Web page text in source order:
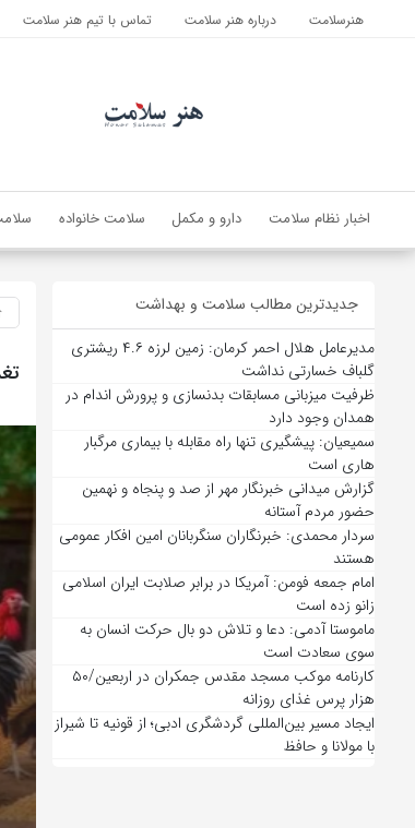
هنرسلامت درباره هنر سلامت تماس با تیم هنر سلامت
اخبار نظام سلامت دارو و مکمل سلامت خانواده
جدیدترین مطالب سلامت و بهداشت
مدیرعامل هلال احمر کرمان: زمین لرزه ۴.۶ ریشتری
گلباف خسارتی نداشت
ظرفیت میزبانی مسابقات بدنسازی و پرورش اندام در
همدان وجود دارد
سمیعیان: پیشگیری تنها راه مقابله با بیماری مرگبار
هاری است
گزارش میدانی خبرنگار مهر از صد و پنجاه و نهمین
حضور مردم آستانه
سردار محمدی: خبرنگاران سنگربانان امین افکار عمومی
هستند
امام جمعه فومن: آمریکا در برابر صلابت ایران اسلامی
زانو زده است
ماموستا آدمی: دعا و تلاش دو بال حرکت انسان به
سوی سعادت است
کارنامه موکب مسجد مقدس جمکران در اربعین/۵۰
هزار پرس غذای روزانه
ایجاد مسیر بین‌المللی گردشگری ادبی؛ از قونیه تا شیراز
با مولانا و حافظ